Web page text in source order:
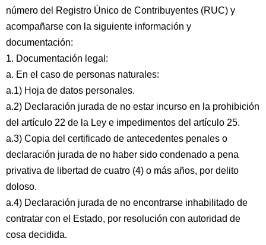
número del Registro Único de Contribuyentes (RUC) y
acompañarse con la siguiente información y
documentación:
1. Documentación legal:
a. En el caso de personas naturales:
a.1) Hoja de datos personales.
a.2) Declaración jurada de no estar incurso en la prohibición
del artículo 22 de la Ley e impedimentos del artículo 25.
a.3) Copia del certificado de antecedentes penales o
declaración jurada de no haber sido condenado a pena
privativa de libertad de cuatro (4) o más años, por delito
doloso.
a.4) Declaración jurada de no encontrarse inhabilitado de
contratar con el Estado, por resolución con autoridad de
cosa decidida.